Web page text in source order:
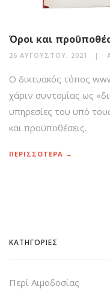
Όροι και
26 ΑΥΓΟΎΣΤΟΥ, 2021
O δικτυακός τόπος
χάριν συντομίας ως
υπηρεσίες του υπό
και προϋποθέσεις.
ΠΕΡΙΣΣΟΤΕΡΑ →
ΚΑΤΗΓΟΡΙΕΣ
Περί Αιμοδοσίας